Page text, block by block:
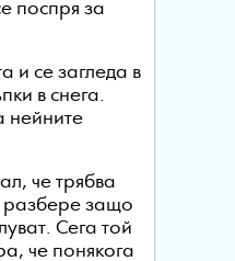
поспря за
и се загледа в
в снега.
нейните
че трябва
разбере защо
Сега той
че понякога